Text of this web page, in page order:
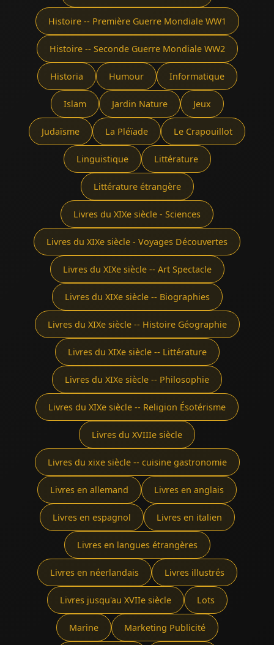
Histoire -- Première Guerre Mondiale WW1
Histoire -- Seconde Guerre Mondiale WW2
Historia Humour Informatique
Islam Jardin Nature Jeux
Judaïsme La Pléïade Le Crapouillot
Linguistique Littérature
Littérature étrangère
Livres du XIXe siècle - Sciences
Livres du XIXe siècle - Voyages Découvertes
Livres du XIXe siècle -- Art Spectacle
Livres du XIXe siècle -- Biographies
Livres du XIXe siècle -- Histoire Géographie
Livres du XIXe siècle -- Littérature
Livres du XIXe siècle -- Philosophie
Livres du XIXe siècle -- Religion Ésotérisme
Livres du XVIIIe siècle
Livres du xixe siècle -- cuisine gastronomie
Livres en allemand Livres en anglais
Livres en espagnol Livres en italien
Livres en langues étrangères
Livres en néerlandais Livres illustrés
Livres jusqu'au XVIIe siècle Lots
Marine Marketing Publicité